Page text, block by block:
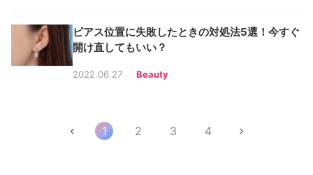
ピアス位置に失敗したときの対処法5選！今すぐ
開け直してもいい？
2022.06.27 Beauty
1 2 3 4